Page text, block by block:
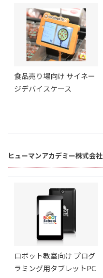
食品売り場向け サイネー
ジデバイスケース
ヒューマンアカデミー株式会社
ロボット教室向け プログ
ラミング用タブレットPC